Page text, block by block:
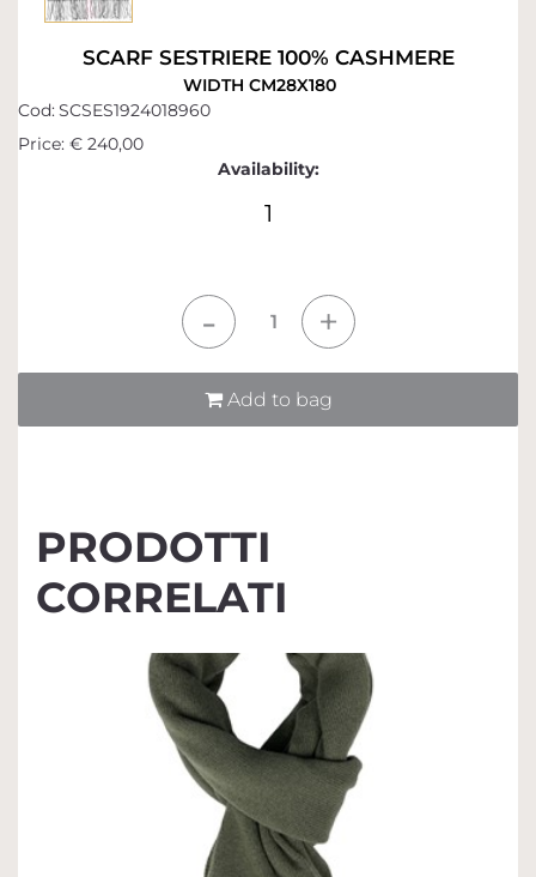
SCARF SESTRIERE 100% CASHMERE
WIDTH CM28X180
Cod:SCSES1924018960
Price: € 240,00
Availability:
1
Add to bag
PRODOTTI
CORRELATI